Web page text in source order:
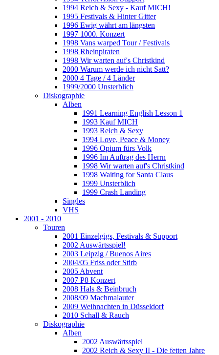
1994 Reich & Sexy - Kauf MICH!
1995 Festivals & Hinter Gitter
1996 Ewig währt am längsten
1997 1000. Konzert
1998 Vans warped Tour / Festivals
1998 Rheinpiraten
1998 Wir warten auf's Christkind
2000 Warum werde ich nicht Satt?
2000 4 Tage / 4 Länder
1999/2000 Unsterblich
Diskographie
Alben
1991 Learning English Lesson 1
1993 Kauf MICH
1993 Reich & Sexy
1994 Love, Peace & Money
1996 Opium fürs Volk
1996 Im Auftrag des Herrn
1998 Wir warten auf's Christkind
1998 Waiting for Santa Claus
1999 Unsterblich
1999 Crash Landing
Singles
VHS
2001 - 2010
Touren
2001 Einzelgigs, Festivals & Support
2002 Auswärtsspiel!
2003 Leipzig / Buenos Aires
2004/05 Friss oder Stirb
2005 Abvent
2007 P8 Konzert
2008 Hals & Beinbruch
2008/09 Machmalauter
2009 Weihnachten in Düsseldorf
2010 Schall & Rauch
Diskographie
Alben
2002 Auswärtsspiel
2002 Reich & Sexy II - Die fetten Jahre